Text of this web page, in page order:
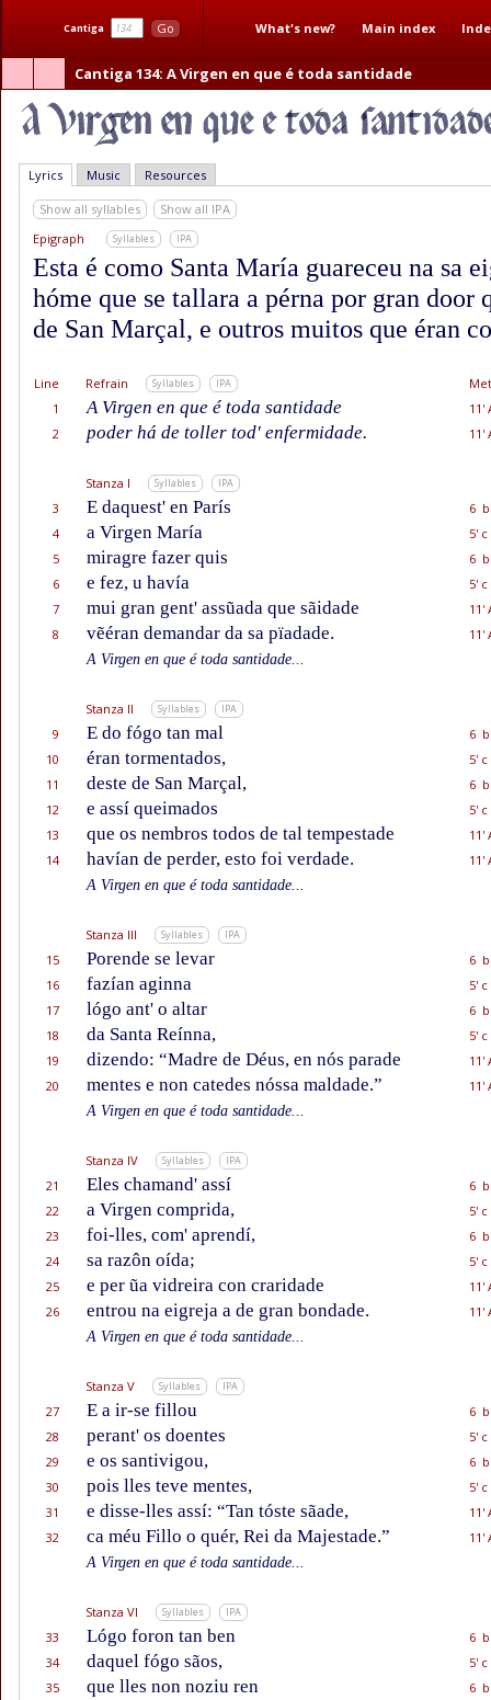
Cantiga Go What's new? Main index
Cantiga 134: A Virgen en que é toda santidade
Lyrics Music Resources
Show all syllables
Show all IPA
Epigraph
Syllables IPA
Esta é como Santa María guareceu na sa
hóme que se tallara a pérna por gran door
de San Marçal, e outros muitos que éran
Line Refrain Syllables IPA
1
A Virgen en que é toda santidade
11'
2
poder há de toller tod' enfermidade. 11'
Stanza I Syllables IPA
3 E daquest' en París
6 b
4
a Virgen María
5' c
5
miragre fazer quis
6 b
6
e fez, u havía
5' c
7
mui gran gent' assũada que sãidade
11'
8
vẽéran demandar da sa pïadade.
11'
A Virgen en que é toda santidade...
Stanza II Syllables IPA
9 E do fógo tan mal
6 b
10
éran tormentados,
5' c
11
deste de San Marçal,
6 b
12
e assí queimados
5' c
13
que os nembros todos de tal tempestade
11'
14
havían de perder, esto foi verdade.
11'
A Virgen en que é toda santidade...
Stanza III Syllables IPA
15 Porende se levar
6 b
16
fazían aginna
5' c
17
lógo ant' o altar
6 b
18
da Santa Reínna,
5' c
19
dizendo: “Madre de Déus, en nós parade
11'
20
mentes e non catedes nóssa maldade.”
11'
A Virgen en que é toda santidade...
Stanza IV Syllables IPA
21 Eles chamand' assí
6 b
22
a Virgen comprida,
5' c
23
foi-lles, com' aprendí,
6 b
24
sa razôn oída;
5' c
25
e per ũa vidreira con craridade
11'
26
entrou na eigreja a de gran bondade.
11'
A Virgen en que é toda santidade...
Stanza V Syllables IPA
27 E a ir-se fillou
6 b
28
perant' os doentes
5' c
29
e os santivigou,
6 b
30
pois lles teve mentes,
5' c
31
e disse-lles assí: “Tan tóste sãade,
11'
32
ca méu Fillo o quér, Rei da Majestade.”
11'
A Virgen en que é toda santidade...
Stanza VI Syllables IPA
33 Lógo foron tan ben
6 b
34
daquel fógo sãos,
5' c
35
que lles non noziu ren
6 b